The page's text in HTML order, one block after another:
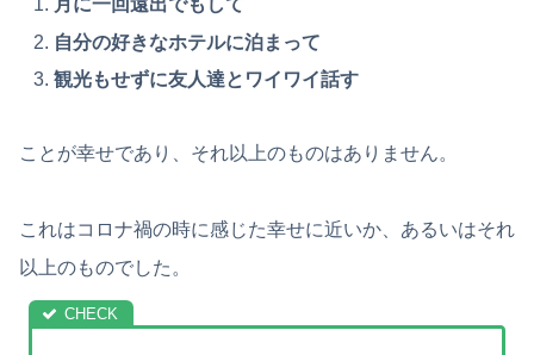
月に一回遠出でもして
自分の好きなホテルに泊まって
観光もせずに友人達とワイワイ話す
ことが幸せであり、それ以上のものはありません。
これはコロナ禍の時に感じた幸せに近いか、あるいはそれ
以上のものでした。